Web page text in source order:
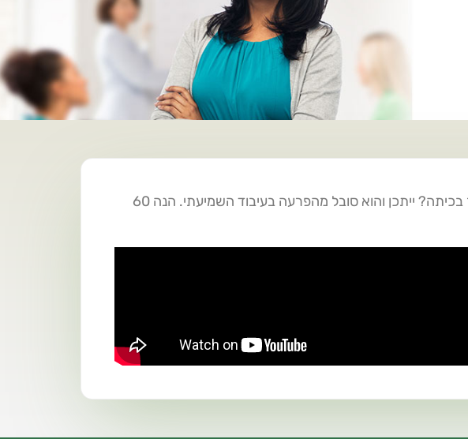
הרופאים אמרו שהילד שומע מצויין ועדיין למורה מרגיש שהוא לא באמת שומע את החומר בכיתה? ייתכן והוא סובל מהפרעה בעיבוד השמיעתי. הנה 60